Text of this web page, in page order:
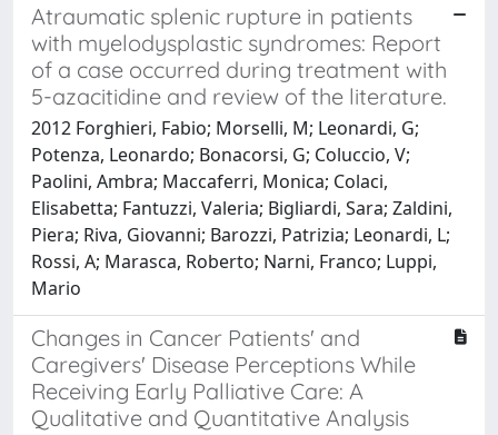
Atraumatic splenic rupture in patients
with myelodysplastic syndromes: Report
of a case occurred during treatment with
5-azacitidine and review of the literature.
2012 Forghieri, Fabio; Morselli, M; Leonardi, G;
Potenza, Leonardo; Bonacorsi, G; Coluccio, V;
Paolini, Ambra; Maccaferri, Monica; Colaci,
Elisabetta; Fantuzzi, Valeria; Bigliardi, Sara; Zaldini,
Piera; Riva, Giovanni; Barozzi, Patrizia; Leonardi, L;
Rossi, A; Marasca, Roberto; Narni, Franco; Luppi,
Mario
Changes in Cancer Patients' and
Caregivers' Disease Perceptions While
Receiving Early Palliative Care: A
Qualitative and Quantitative Analysis